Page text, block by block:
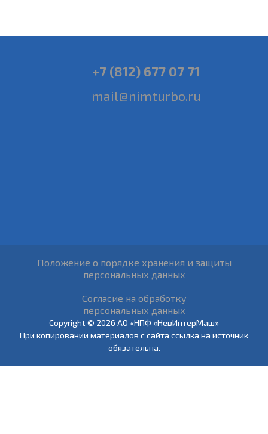
+7 (812) 677 07 71
mail@nimturbo.ru
Положение о порядке хранения и защиты
персональных данных
Согласие на обработку
персональных данных
Copyright © 2026 АО «НПФ «НевИнтерМаш»
При копировании материалов с сайта ссылка на источник
обязательна.